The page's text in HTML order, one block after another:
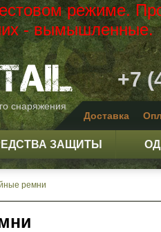
режиме.
- вымышленные.
снаряжения
+7
Доставка
ЗАЩИТЫ
ремни